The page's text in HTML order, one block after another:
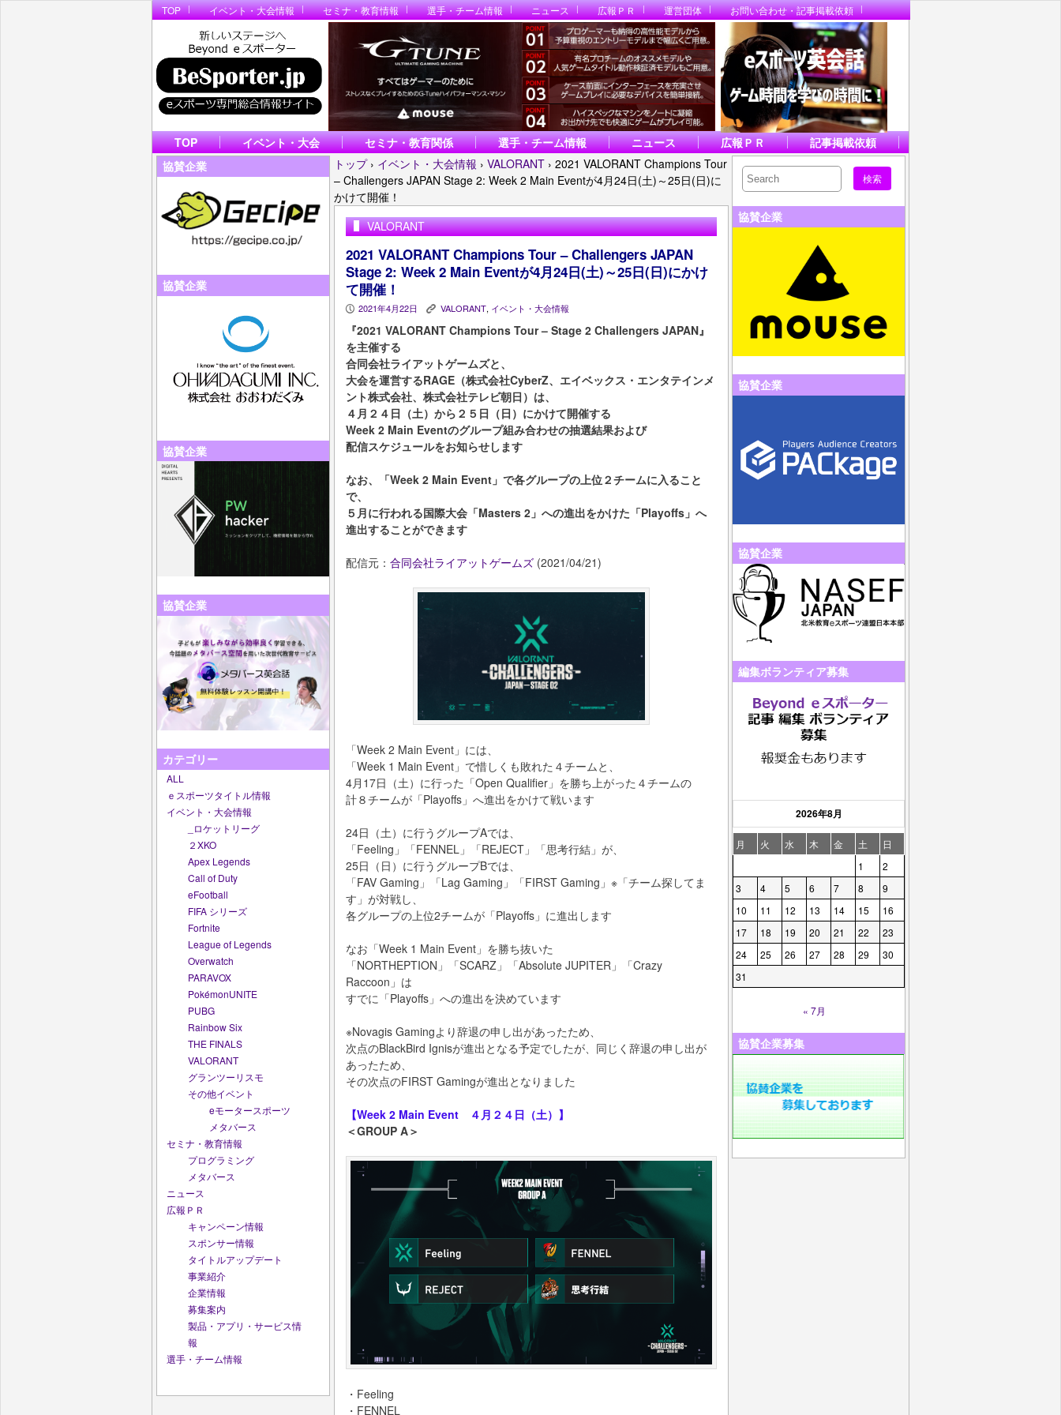
TOP イベント・大会情報 セミナ・教育情報 選手・チーム情報 ニュース 広報ＰＲ 運営団体 お問い合わせ・記事掲載依頼
TOP イベント・大会 セミナ・教育関係 選手・チーム情報 ニュース 広報ＰＲ
記事掲載依頼
協賛企業
協賛企業
協賛企業
協賛企業
カテゴリー
ALL
ｅスポーツタイトル情報
イベント・大会情報
_ロケットリーグ
２XKO
Apex Legends
Call of Duty
eFootball
FIFA シリーズ
Fortnite
League of Legends
Overwatch
PARAVOX
PokémonUNITE
PUBG
Rainbow Six
THE FINALS
VALORANT
グランツーリスモ
その他イベント
eモータースポーツ
メタバース
セミナ・教育情報
プログラミング
メタバース
ニュース
広報ＰＲ
キャンペーン情報
スポンサー情報
タイトルアップデート
事業紹介
企業情報
募集案内
製品・アプリ・サービス情
報
選手・チーム情報
トップ › イベント・大会情報 › VALORANT › 2021 VALORANT Champions Tour
– Challengers JAPAN Stage 2: Week 2 Main Eventが4月24日(土)～25日(日)に
かけて開催！
VALORANT
2021 VALORANT Champions Tour – Challengers JAPAN
Stage 2: Week 2 Main Eventが4月24日(土)～25日(日)にかけ
て開催！
P 2021年4月22日 K VALORANT, イベント・大会情報
『2021 VALORANT Champions Tour – Stage 2 Challengers JAPAN』
を主催する
合同会社ライアットゲームズと、
大会を運営するRAGE（株式会社CyberZ、エイベックス・エンタテインメ
ント株式会社、株式会社テレビ朝日）は、
４月２４日（土）から２５日（日）にかけて開催する
Week 2 Main Eventのグループ組み合わせの抽選結果および
配信スケジュールをお知らせします
なお、「Week 2 Main Event」で各グループの上位２チームに入ること
で、
５月に行われる国際大会「Masters 2」への進出をかけた「Playoffs」へ
進出することができます
配信元： 合同会社ライアットゲームズ (2021/04/21)
「Week 2 Main Event」には、
「Week 1 Main Event」で惜しくも敗れた４チームと、
4月17日（土）に行った「Open Qualifier」を勝ち上がった４チームの
計８チームが「Playoffs」へ進出をかけて戦います
24日（土）に行うグループAでは、
「Feeling」「FENNEL」「REJECT」「思考行結」が、
25日（日）に行うグループBでは、
「FAV Gaming」「Lag Gaming」「FIRST Gaming」※「チーム探してま
す」が対戦し、
各グループの上位2チームが「Playoffs」に進出します
なお「Week 1 Main Event」を勝ち抜いた
「NORTHEPTION」「SCARZ」「Absolute JUPITER」「Crazy
Raccoon」は
すでに「Playoffs」への進出を決めています
※Novagis Gamingより辞退の申し出があったため、
次点のBlackBird Ignisが進出となる予定でしたが、同じく辞退の申し出が
あったため、
その次点のFIRST Gamingが進出となりました
【Week 2 Main Event ４月２４日（土）】
＜GROUP A＞
・Feeling
・FENNEL
協賛企業
協賛企業
協賛企業
編集ボランティア募集
2026年8月
月 火 水 木 金 土
日
1
2
3
4 5 6 7 8
9
10
11 12 13 14 15
16
17
18 19 20 21 22
23
24
25 26 27 28 29
30
31
« 7月
協賛企業募集